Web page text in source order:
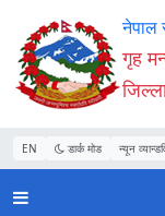
Accessibility
Mode
सुरु
गर्नुहोस्
सामाग्री
पढ्नुहाेस्
नेभिगेसन
पढ्नुहाेस्
वेबसाइट
खोजमा
जानुहोस्
नेपाल
गृह
EN डार्क मोड न्यून